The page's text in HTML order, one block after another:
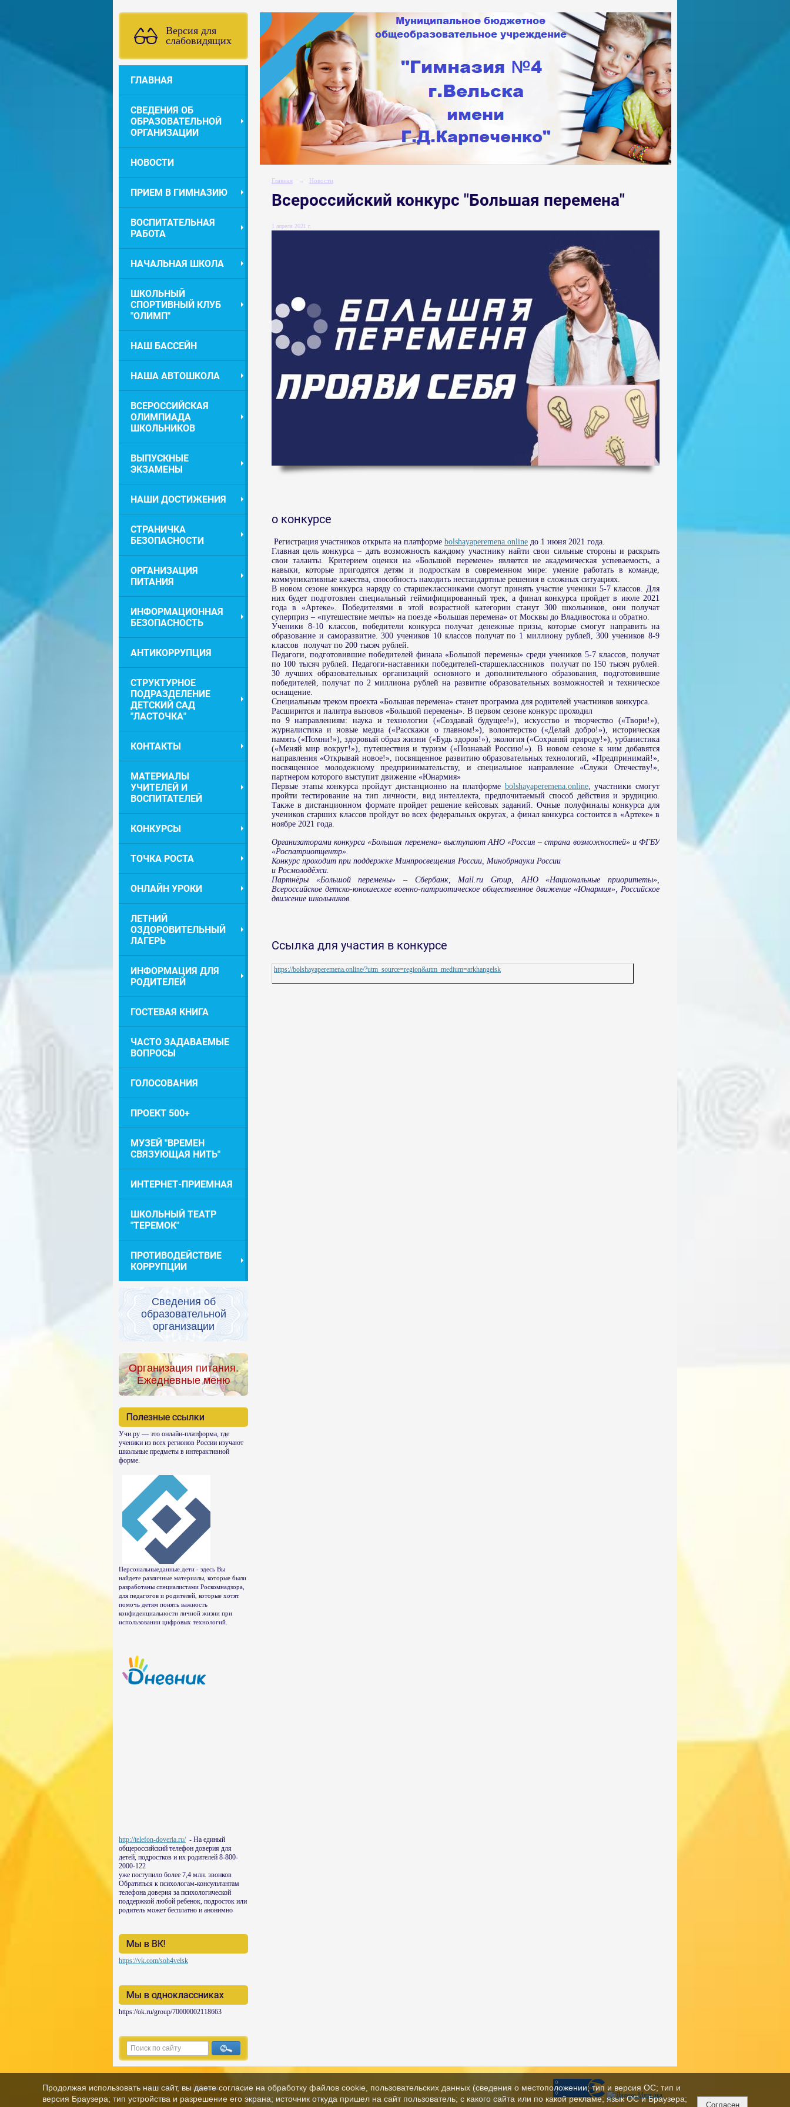
Версия для
слабовидящих
ГЛАВНАЯ
СВЕДЕНИЯ ОБ
ОБРАЗОВАТЕЛЬНОЙ
ОРГАНИЗАЦИИ
НОВОСТИ
ПРИЕМ В ГИМНАЗИЮ
ВОСПИТАТЕЛЬНАЯ
РАБОТА
НАЧАЛЬНАЯ ШКОЛА
ШКОЛЬНЫЙ
СПОРТИВНЫЙ КЛУБ
"ОЛИМП"
НАШ БАССЕЙН
НАША АВТОШКОЛА
ВСЕРОССИЙСКАЯ
ОЛИМПИАДА
ШКОЛЬНИКОВ
ВЫПУСКНЫЕ
ЭКЗАМЕНЫ
НАШИ ДОСТИЖЕНИЯ
СТРАНИЧКА
БЕЗОПАСНОСТИ
ОРГАНИЗАЦИЯ
ПИТАНИЯ
ИНФОРМАЦИОННАЯ
БЕЗОПАСНОСТЬ
АНТИКОРРУПЦИЯ
СТРУКТУРНОЕ
ПОДРАЗДЕЛЕНИЕ
ДЕТСКИЙ САД
"ЛАСТОЧКА"
КОНТАКТЫ
МАТЕРИАЛЫ
УЧИТЕЛЕЙ И
ВОСПИТАТЕЛЕЙ
КОНКУРСЫ
ТОЧКА РОСТА
ОНЛАЙН УРОКИ
ЛЕТНИЙ
ОЗДОРОВИТЕЛЬНЫЙ
ЛАГЕРЬ
ИНФОРМАЦИЯ ДЛЯ
РОДИТЕЛЕЙ
ГОСТЕВАЯ КНИГА
ЧАСТО ЗАДАВАЕМЫЕ
ВОПРОСЫ
ГОЛОСОВАНИЯ
ПРОЕКТ 500+
МУЗЕЙ "ВРЕМЕН
СВЯЗУЮЩАЯ НИТЬ"
ИНТЕРНЕТ-ПРИЕМНАЯ
ШКОЛЬНЫЙ ТЕАТР
"ТЕРЕМОК"
ПРОТИВОДЕЙСТВИЕ
КОРРУПЦИИ
Сведения об
образовательной
организации
Организация питания.
Ежедневные меню
Полезные ссылки
Учи.ру — это онлайн-платформа, где
ученики из всех регионов России изучают
школьные предметы в интерактивной
форме.
Персональныеданные.дети - здесь Вы
найдете различные материалы, которые были
разработаны специалистами Роскомнадзора,
для педагогов и родителей, которые хотят
помочь детям понять важность
конфиденциальности личной жизни при
использовании цифровых технологий.
http://telefon-doveria.ru/- На единый
общероссийский телефон доверия для
детей, подростков и их родителей 8-800-
2000-122
уже поступило более 7,4 млн. звонков
Обратиться к психологам-консультантам
телефона доверия за психологической
поддержкой любой ребенок, подросток или
родитель может бесплатно и анонимно
Мы в ВК!
https://vk.com/soh4velsk
Мы в одноклассниках
https://ok.ru/group/70000002118663
Главная → Новости
Всероссийский конкурс "Большая перемена"
1 апреля 2021 г.
о конкурсе
Регистрация участников открыта на платформе bolshayaperemena.online до 1 июня 2021 года.
Главная цель конкурса – дать возможность каждому участнику найти свои сильные стороны и раскрыть
свои таланты. Критерием оценки на «Большой перемене» является не академическая успеваемость, а
навыки, которые пригодятся детям и подросткам в современном мире: умение работать в команде,
коммуникативные качества, способность находить нестандартные решения в сложных ситуациях.
В новом сезоне конкурса наряду со старшеклассниками смогут принять участие ученики 5-7 классов. Для
них будет подготовлен специальный геймифицированный трек, а финал конкурса пройдет в июле 2021
года в «Артеке». Победителями в этой возрастной категории станут 300 школьников, они получат
суперприз – «путешествие мечты» на поезде «Большая перемена» от Москвы до Владивостока и обратно.
Ученики 8-10 классов, победители конкурса получат денежные призы, которые смогут направить на
образование и саморазвитие. 300 учеников 10 классов получат по 1 миллиону рублей, 300 учеников 8-9
классов получат по 200 тысяч рублей.
Педагоги, подготовившие победителей финала «Большой перемены» среди учеников 5-7 классов, получат
по 100 тысяч рублей. Педагоги-наставники победителей-старшеклассников получат по 150 тысяч рублей.
30 лучших образовательных организаций основного и дополнительного образования, подготовившие
победителей, получат по 2 миллиона рублей на развитие образовательных возможностей и техническое
оснащение.
Специальным треком проекта «Большая перемена» станет программа для родителей участников конкурса.
Расширится и палитра вызовов «Большой перемены». В первом сезоне конкурс проходил
по 9 направлениям: наука и технологии («Создавай будущее!»), искусство и творчество («Твори!»),
журналистика и новые медиа («Расскажи о главном!»), волонтерство («Делай добро!»), историческая
память («Помни!»), здоровый образ жизни («Будь здоров!»), экология («Сохраняй природу!»), урбанистика
(«Меняй мир вокруг!»), путешествия и туризм («Познавай Россию!»). В новом сезоне к ним добавятся
направления «Открывай новое!», посвященное развитию образовательных технологий, «Предпринимай!»,
посвященное молодежному предпринимательству, и специальное направление «Служи Отечеству!»,
партнером которого выступит движение «Юнармия»
Первые этапы конкурса пройдут дистанционно на платформе bolshayaperemena.online, участники смогут
пройти тестирование на тип личности, вид интеллекта, предпочитаемый способ действия и эрудицию.
Также в дистанционном формате пройдет решение кейсовых заданий. Очные полуфиналы конкурса для
учеников старших классов пройдут во всех федеральных округах, а финал конкурса состоится в «Артеке» в
ноябре 2021 года.
Организаторами конкурса «Большая перемена» выступают АНО «Россия – страна возможностей»иФГБУ
«Роспатриотцентр».
Конкурс проходит при поддержке Минпросвещения России, Минобрнауки России
и Росмолодёжи.
Партнёры «Большой перемены» – Сбербанк, Mail.ru Group , АНО «Национальные приоритеты»,
Всероссийское детско-юношеское военно-патриотическое общественное движение «Юнармия», Российское
движение школьников.
Ссылка для участия в конкурсе
https://bolshayaperemena.online/?utm_source=region&utm_medium=arkhangelsk
© Конструктор сайтовNubex.ru
Продолжая использовать наш сайт, вы даете согласие на обработку файлов cookie, пользовательских данных (сведения о местоположении; тип и версия ОС; тип и
версия Браузера; тип устройства и разрешение его экрана; источник откуда пришел на сайт пользователь; с какого сайта или по какой рекламе; язык ОС и Браузера;
Согласен